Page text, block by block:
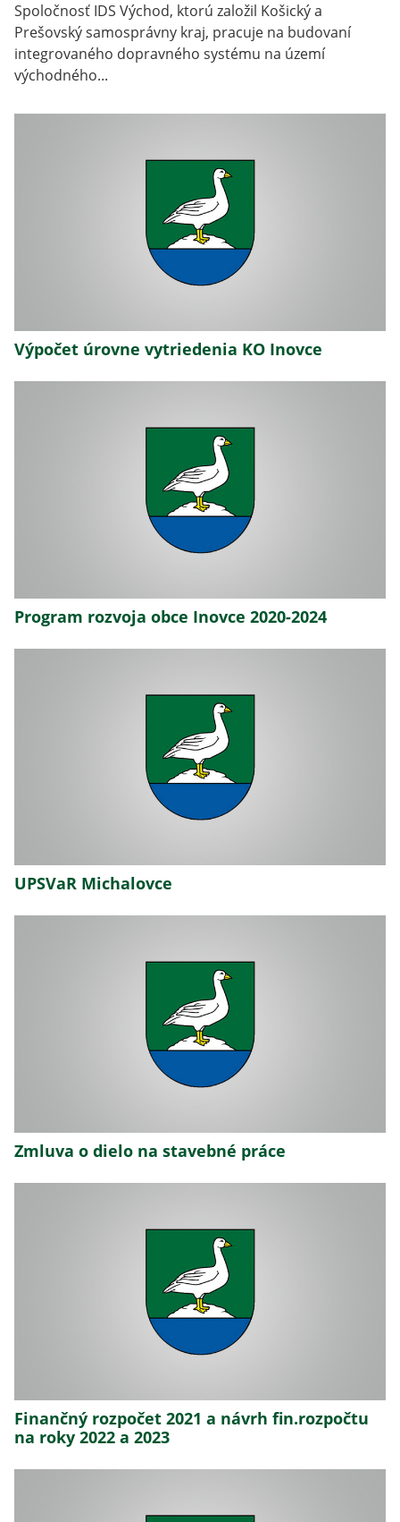
Spoločnosť IDS Východ, ktorú založil Košický a
Prešovský samosprávny kraj, pracuje na budovaní
integrovaného dopravného systému na území
východného...
Výpočet úrovne vytriedenia KO Inovce
Program rozvoja obce Inovce 2020-2024
UPSVaR Michalovce
Zmluva o dielo na stavebné práce
Finančný rozpočet 2021 a návrh fin.rozpočtu
na roky 2022 a 2023